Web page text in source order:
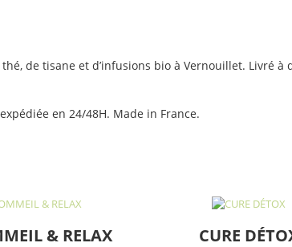
de tisane et d’infusions bio à Vernouillet. Livré
en 24/48H. Made in France.
& RELAX CURE